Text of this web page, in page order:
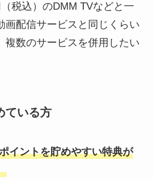
税込）のDMM TVなどと一
画配信サービスと同じくらい
複数のサービスを併用したい
ている方
イントを貯めやすい特典が